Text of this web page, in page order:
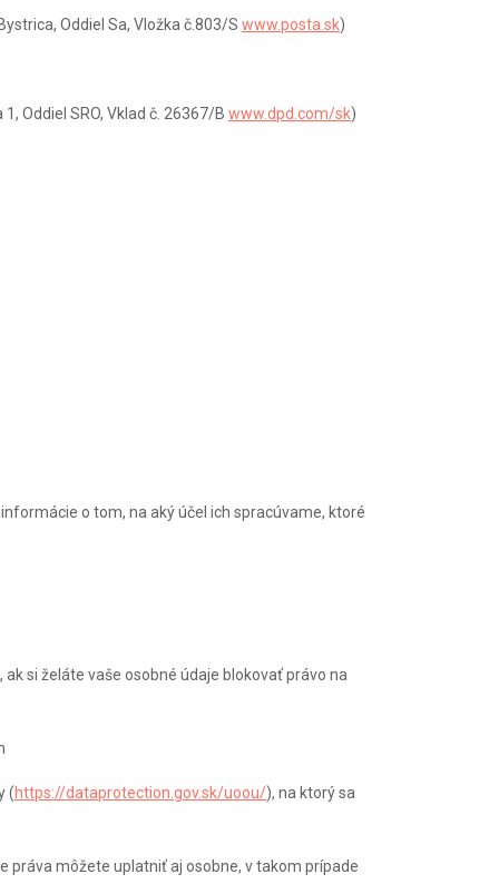
Oddiel Sa, Vložka č.803/S www.posta.sk)
Oddiel SRO, Vklad č. 26367/B www.dpd.com/sk)
o tom, na aký účel ich spracúvame, ktoré
si želáte vaše osobné údaje blokovať právo na
(https://dataprotection.gov.sk/uoou/), na ktorý sa
práva môžete uplatniť aj osobne, v takom prípade